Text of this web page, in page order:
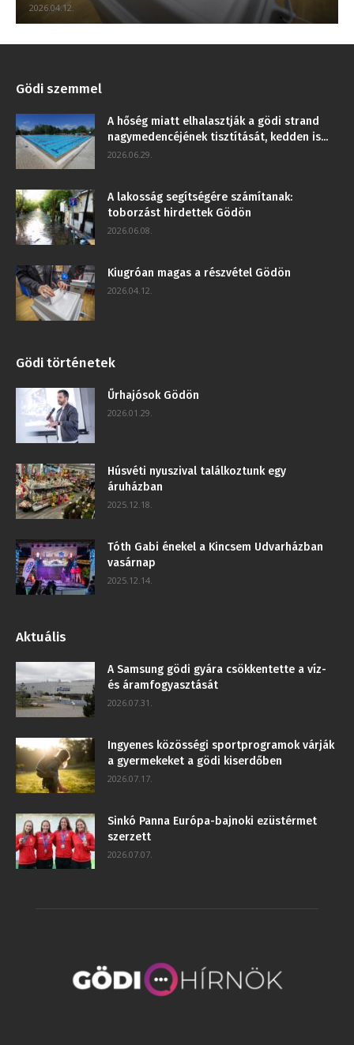
2026.04.12.
Gödi szemmel
A hőség miatt elhalasztják a gödi strand
nagymedencéjének tisztítását, kedden is...
2026.06.29.
A lakosság segítségére számítanak:
toborzást hirdettek Gödön
2026.06.08.
Kiugróan magas a részvétel Gödön
2026.04.12.
Gödi történetek
Űrhajósok Gödön
2026.01.29.
Húsvéti nyuszival találkoztunk egy
áruházban
2025.12.18.
Tóth Gabi énekel a Kincsem Udvarházban
vasárnap
2025.12.14.
Aktuális
A Samsung gödi gyára csökkentette a víz-
és áramfogyasztását
2026.07.31.
Ingyenes közösségi sportprogramok várják
a gyermekeket a gödi kiserdőben
2026.07.17.
Sinkó Panna Európa-bajnoki ezüstérmet
szerzett
2026.07.07.